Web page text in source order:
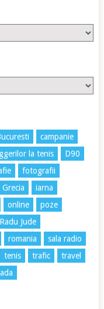
campanie
la tenis
D90
fotografii
Grecia
iarna
online
poze
Radu Jude
romania
sala radio
tenis trafic
travel